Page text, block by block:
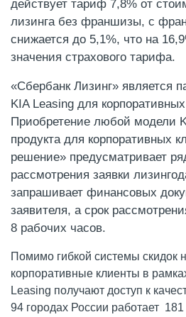
действует тариф 7,8% от
лизинга без франшизы, с
снижается до 5,1%, что на
значения страхового тарифа.
«Сбербанк Лизинг» является
KIA Leasing для
Приобретение любой модели
продукта для корпоративных
решение» предусматривает
рассмотрения заявки
запрашивает финансовых
заявителя, а срок
8 рабочих часов.
Помимо гибкой системы скидок
корпоративные клиенты в
Leasing получают доступ к
94 городах России работает